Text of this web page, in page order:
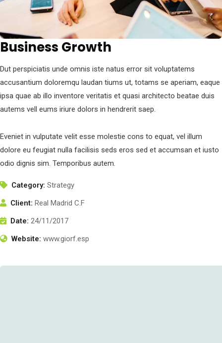
Business Growth
Dut perspiciatis unde omnis iste natus error sit voluptatems
accusantium doloremqu laudan tiums ut, totams se aperiam, eaque
ipsa quae ab illo inventore veritatis et quasi architecto beatae duis
autems vell eums iriure dolors in hendrerit saep.
Eveniet in vulputate velit esse molestie cons to equat, vel illum
dolore eu feugiat nulla facilisis seds eros sed et accumsan et iusto
odio dignis sim. Temporibus autem.
Category: Strategy
Client: Real Madrid C.F
Date: 24/11/2017
Website: www.giorf.esp